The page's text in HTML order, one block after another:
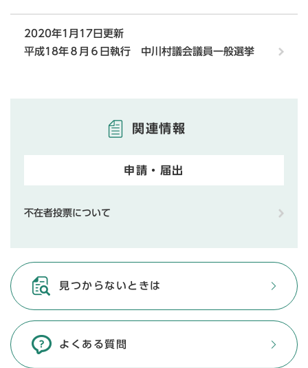
2020年1月17日更新
平成18年８月６日執行 中川村議会議員一般選挙
関連情報
申請・届出
不在者投票について
見つからないときは
よくある質問